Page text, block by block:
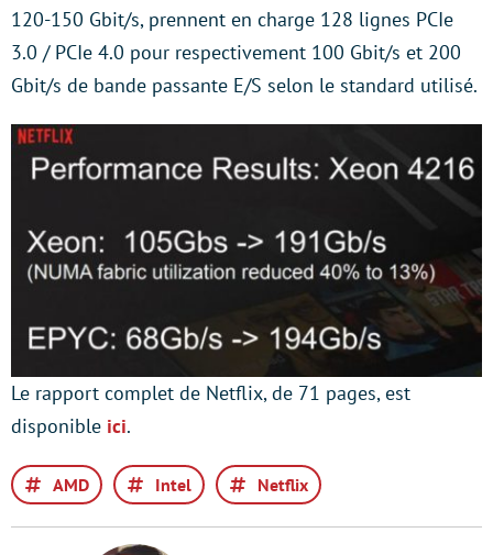
120-150 Gbit/s, prennent en charge 128 lignes PCIe
3.0 / PCIe 4.0 pour respectivement 100 Gbit/s et 200
Gbit/s de bande passante E/S selon le standard utilisé.
Le rapport complet de Netflix, de 71 pages, est
disponible ici.
AMD Intel Netflix